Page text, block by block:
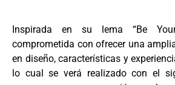
Inspirada en su lema “Be
comprometida con ofrecer una
en diseño, características y
lo cual se verá realizado con el